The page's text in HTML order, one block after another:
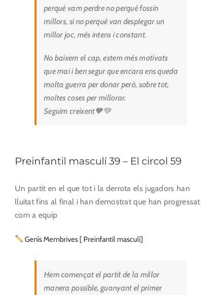
perquè vam perdre no perquè fossin
millors, si no perquè van desplegar un
millor joc, més intens i constant.
No baixem el cap, estem més motivats
que mai i ben segur que encara ens queda
molta guerra per donar però, sobre tot,
moltes coses per millorar.
Seguim creixent🧡💚
Preinfantil masculí 39 – El circol 59
Un partit en el que tot i la derrota els jugadors han
lluitat fins al final i han demostrat que han progressat
com a equip
Genís Membrives [ Preinfantil masculí]
Hem començat el partit de la millor
manera possible, guanyant el primer